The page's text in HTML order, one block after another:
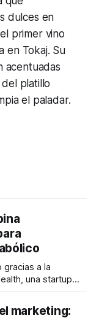
dulces en
primer vino
en Tokaj. Su
acentuadas
platillo
el paladar.
a la
una startup
y monitoreo
marketing: